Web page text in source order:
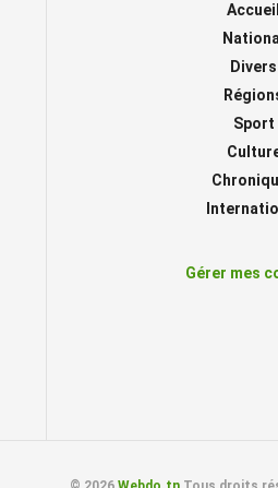
Accueil
National
Divers
Sport
Gérer mes